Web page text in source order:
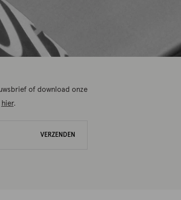
of download onze
hier.
VERZENDEN